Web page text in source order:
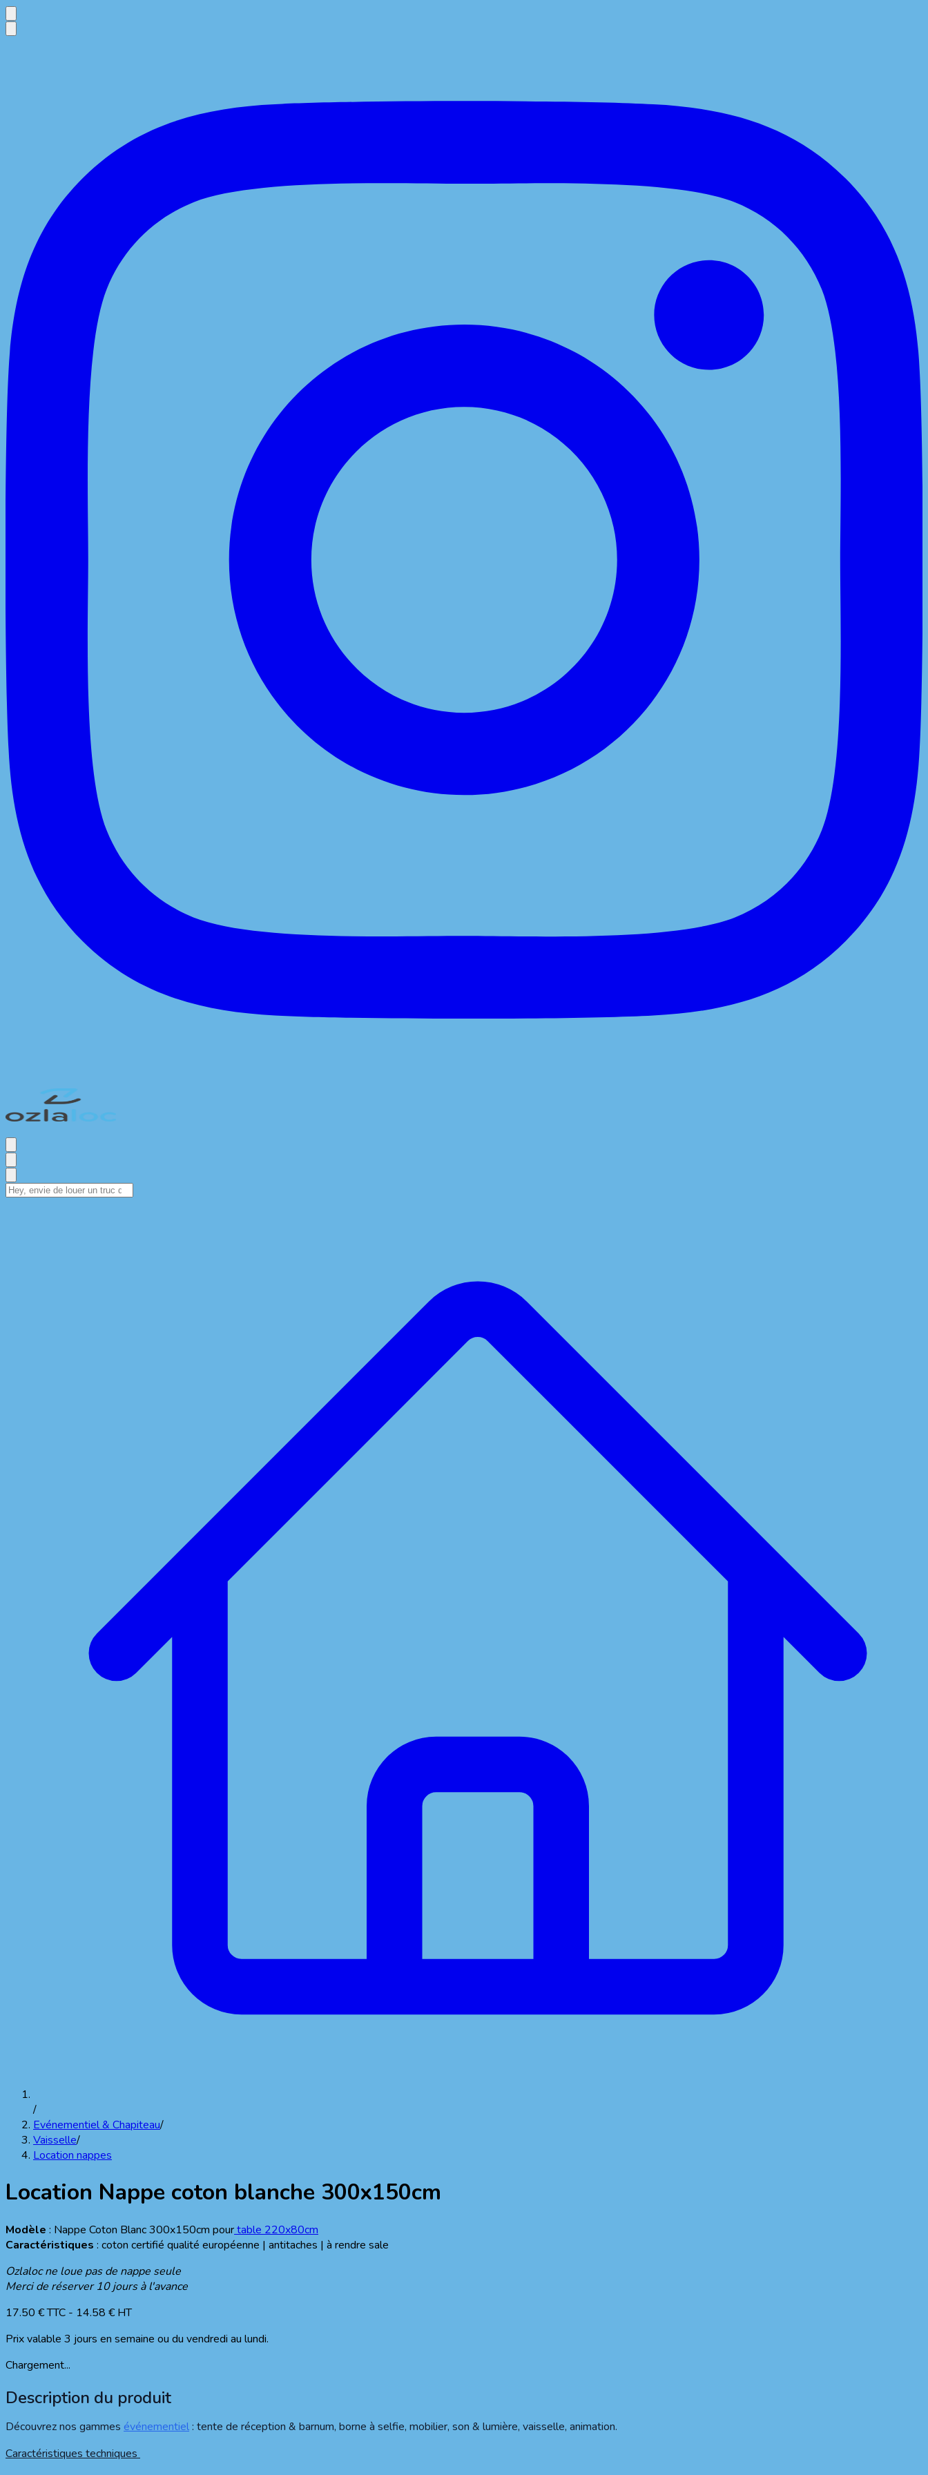
/
Evénementiel & Chapiteau/
Vaisselle/
Location nappes
Location Nappe coton blanche 300x150cm
Modèle : Nappe Coton Blanc 300x150cm pourtable 220x80cm
Caractéristiques : coton certifié qualité européenne | antitaches | à rendre sale
Ozlaloc ne loue pas de nappe seule
Merci de réserver 10 jours à l'avance
17.50 € TTC - 14.58 € HT
Prix valable 3 jours en semaine ou du vendredi au lundi.
Chargement...
Description du produit
Découvrez nos gammes événementiel: tente de réception & barnum, borne à selfie, mobilier, son & lumière, vaisselle, animation.
Caractéristiques techniques